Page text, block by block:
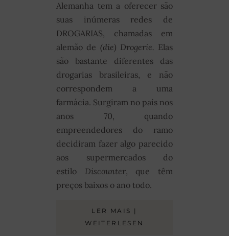
Alemanha tem a oferecer são
suas inúmeras redes de
DROGARIAS, chamadas em
alemão de (die) Drogerie. Elas
são bastante diferentes das
drogarias brasileiras, e não
correspondem a uma
farmácia. Surgiram no país nos
anos 70, quando
empreendedores do ramo
decidiram fazer algo parecido
aos supermercados do
estilo Discounter, que têm
preços baixos o ano todo.
LER MAIS |
WEITERLESEN